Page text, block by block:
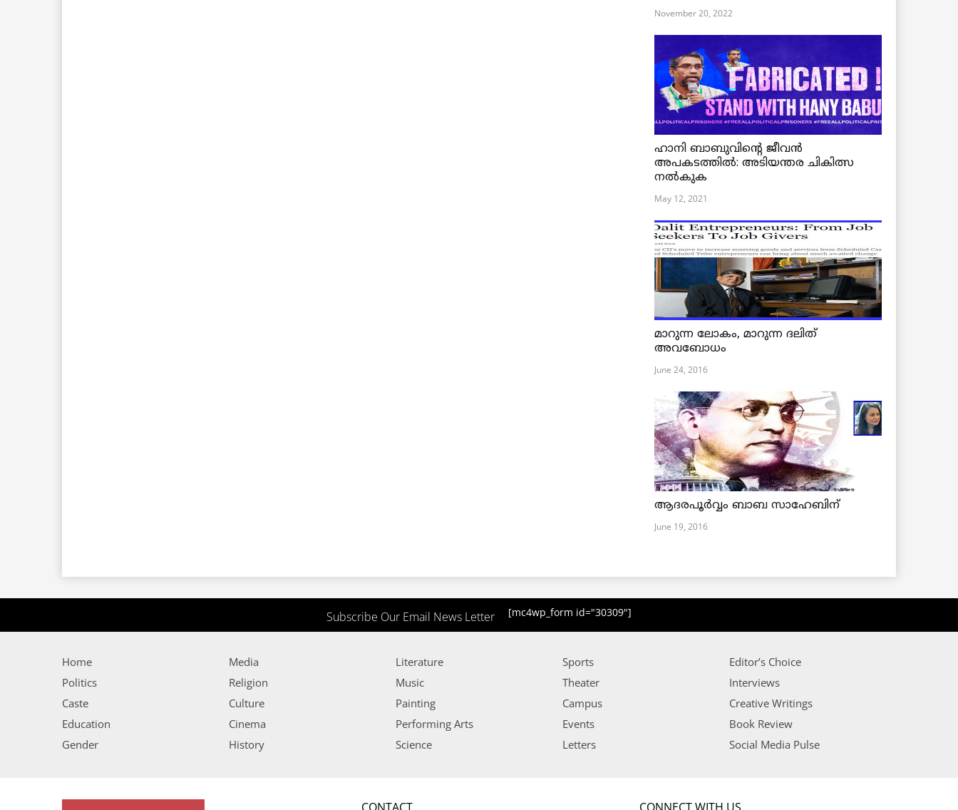
November 20, 2022
ഹാനി ബാബുവിന്റെ ജീവൻ
അപകടത്തിൽ: അടിയന്തര ചികിത്സ
നൽകുക
May 12, 2021
മാറുന്ന ലോകം, മാറുന്ന ദലിത്
അവബോധം
June 24, 2016
ആദരപൂര്‍വ്വം ബാബ സാഹേബിന്
June 19, 2016
Subscribe Our Email News Letter [mc4wp_form id="30309"]
Home
Politics
Caste
Education
Gender
Media
Religion
Culture
Cinema
History
Literature
Music
Painting
Performing Arts
Science
Sports
Theater
Campus
Events
Letters
Editor’s Choice
Interviews
Creative Writings
Book Review
Social Media Pulse